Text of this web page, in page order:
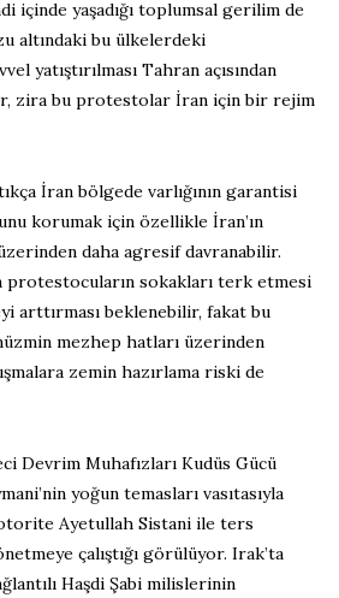
içinde yaşadığı toplumsal gerilim de
altındaki bu ülkelerdeki
yatıştırılması Tahran açısından
zira bu protestolar İran için bir rejim
İran bölgede varlığının garantisi
korumak için özellikle İran’ın
daha agresif davranabilir.
protestocuların sokakları terk etmesi
arttırması beklenebilir, fakat bu
mezhep hatları üzerinden
zemin hazırlama riski de
Devrim Muhafızları Kudüs Gücü
yoğun temasları vasıtasıyla
Ayetullah Sistani ile ters
çalıştığı görülüyor. Irak’ta
Haşdi Şabi milislerinin